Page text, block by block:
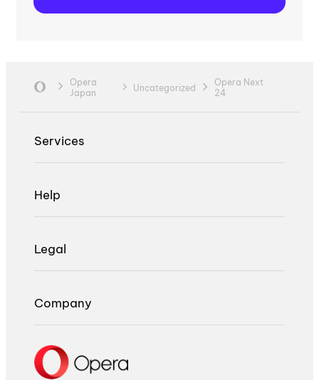
Opera
Japan
Uncategorized
Opera Next
24
Services
Help
Legal
Company